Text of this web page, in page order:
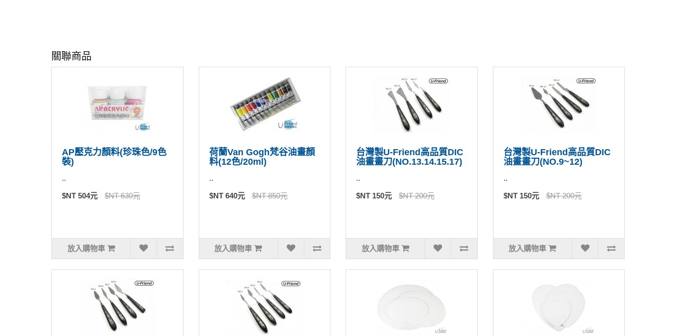
關聯商品
AP壓克力顏料(珍珠色/9色
裝)
..
$NT 504元 $NT 630元
放入購物車
荷蘭Van Gogh梵谷油畫顏
料(12色/20ml)
..
$NT 640元 $NT 850元
放入購物車
台灣製U-Friend高品質DIC
油畫畫刀(NO.13.14.15.17)
..
$NT 150元 $NT 200元
放入購物車
台灣製U-Friend高品質DIC
油畫畫刀(NO.9~12)
..
$NT 150元 $NT 200元
放入購物車